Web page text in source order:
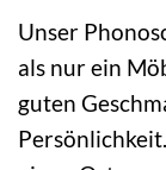
Unser
als nur ein
guten